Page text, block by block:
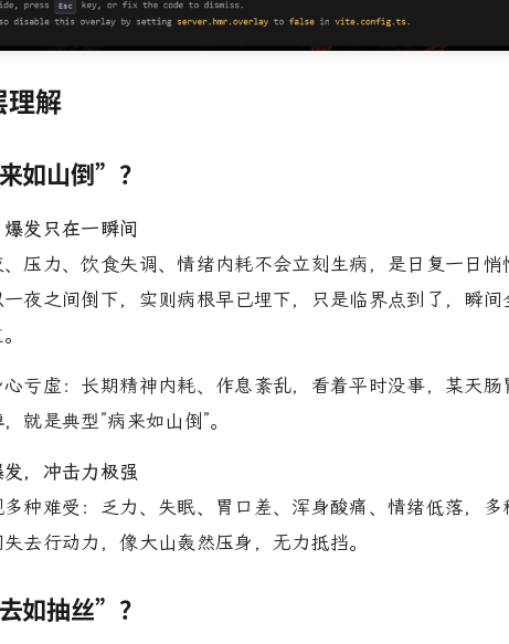
理解
如山倒”？
发只在一瞬间
压力、饮食失调、情绪内耗不会立刻生病，是日复一日悄
夜之间倒下，实则病根早已埋下，只是临界点到了，瞬间
亏虚：长期精神内耗、作息紊乱，看着平时没事，某天肠
就是典型”病来如山倒”。
，冲击力极强
种难受：乏力、失眠、胃口差、浑身酸痛、情绪低落，多
去行动力，像大山轰然压身，无力抵挡。
如抽丝”？